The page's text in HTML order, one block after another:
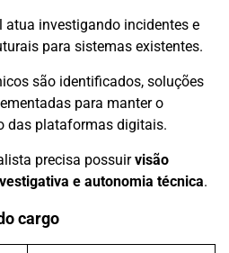
investigando incidentes e
para sistemas existentes.
são identificados, soluções
para manter o
das plataformas digitais.
precisa possuirvisão
e autonomia técnica.
cargo